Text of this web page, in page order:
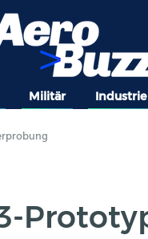
Militär Industrie